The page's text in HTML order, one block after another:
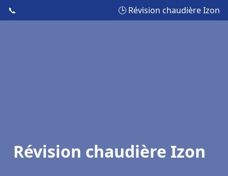
📞 🕒 Révision chaudière Izon
Révision chaudière Izon